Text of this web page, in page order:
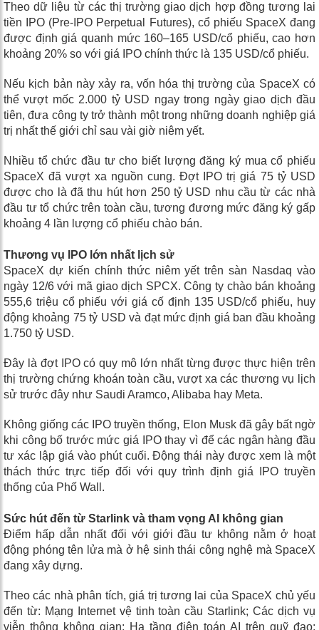
Theo dữ liệu từ các thị trường giao dịch hợp đồng tương lai
tiền IPO (Pre-IPO Perpetual Futures), cổ phiếu SpaceX đang
được định giá quanh mức 160–165 USD/cổ phiếu, cao hơn
khoảng 20% so với giá IPO chính thức là 135 USD/cổ phiếu.
Nếu kịch bản này xảy ra, vốn hóa thị trường của SpaceX có
thể vượt mốc 2.000 tỷ USD ngay trong ngày giao dịch đầu
tiên, đưa công ty trở thành một trong những doanh nghiệp giá
trị nhất thế giới chỉ sau vài giờ niêm yết.
Nhiều tổ chức đầu tư cho biết lượng đăng ký mua cổ phiếu
SpaceX đã vượt xa nguồn cung. Đợt IPO trị giá 75 tỷ USD
được cho là đã thu hút hơn 250 tỷ USD nhu cầu từ các nhà
đầu tư tổ chức trên toàn cầu, tương đương mức đăng ký gấp
khoảng 4 lần lượng cổ phiếu chào bán.
Thương vụ IPO lớn nhất lịch sử
SpaceX dự kiến chính thức niêm yết trên sàn Nasdaq vào
ngày 12/6 với mã giao dịch SPCX. Công ty chào bán khoảng
555,6 triệu cổ phiếu với giá cố định 135 USD/cổ phiếu, huy
động khoảng 75 tỷ USD và đạt mức định giá ban đầu khoảng
1.750 tỷ USD.
Đây là đợt IPO có quy mô lớn nhất từng được thực hiện trên
thị trường chứng khoán toàn cầu, vượt xa các thương vụ lịch
sử trước đây như Saudi Aramco, Alibaba hay Meta.
Không giống các IPO truyền thống, Elon Musk đã gây bất ngờ
khi công bố trước mức giá IPO thay vì để các ngân hàng đầu
tư xác lập giá vào phút cuối. Động thái này được xem là một
thách thức trực tiếp đối với quy trình định giá IPO truyền
thống của Phố Wall.
Sức hút đến từ Starlink và tham vọng AI không gian
Điểm hấp dẫn nhất đối với giới đầu tư không nằm ở hoạt
động phóng tên lửa mà ở hệ sinh thái công nghệ mà SpaceX
đang xây dựng.
Theo các nhà phân tích, giá trị tương lai của SpaceX chủ yếu
đến từ: Mạng Internet vệ tinh toàn cầu Starlink; Các dịch vụ
viễn thông không gian; Hạ tầng điện toán AI trên quỹ đạo;